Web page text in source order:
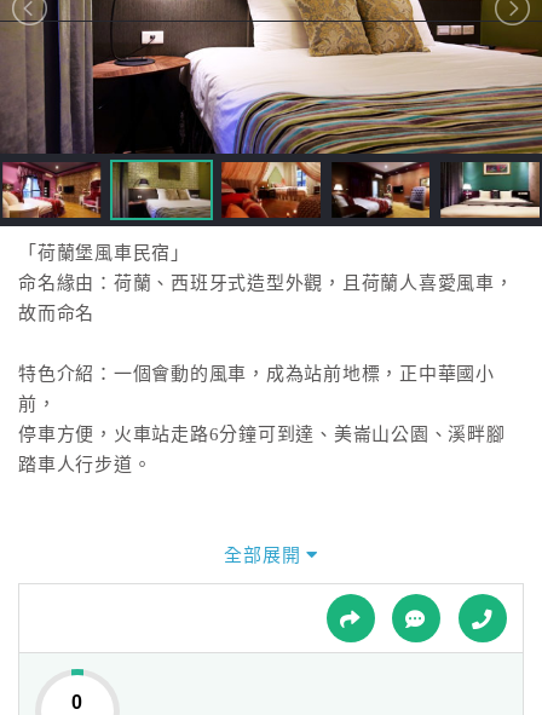
房
接
跟
飯
店
訂
房
HOT
特
色
民
宿
球
「荷蘭堡風車民宿」
命名緣由：荷蘭、西班牙式造型外觀，且荷蘭人喜愛風車，
故而命名
特色介紹：一個會動的風車，成為站前地標，正中華國小
前，
停車方便，火車站走路6分鐘可到達、美崙山公園、溪畔腳
踏車人行步道。
全部展開
0